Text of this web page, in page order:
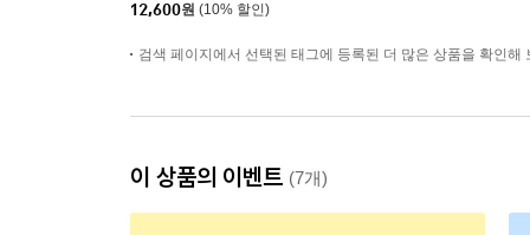
12,600원 (10% 할인)
검색 페이지에서 선택된 태그에 등록된 더 많은 상품을 확인해
이 상품의 이벤트 (7개)